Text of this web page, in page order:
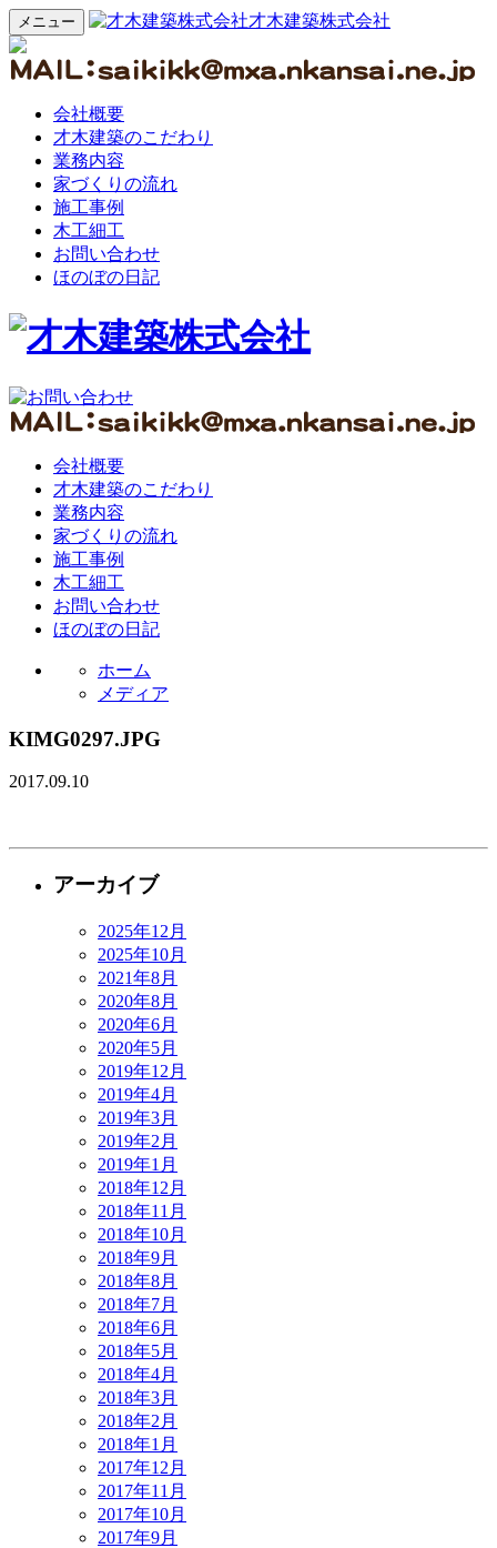
メニュー 才木建築株式会社
会社概要
才木建築のこだわり
業務内容
家づくりの流れ
施工事例
木工細工
お問い合わせ
ほのぼの日記
会社概要
才木建築のこだわり
業務内容
家づくりの流れ
施工事例
木工細工
お問い合わせ
ほのぼの日記
ホーム
メディア
KIMG0297.JPG
2017.09.10
アーカイブ
2025年12月
2025年10月
2021年8月
2020年8月
2020年6月
2020年5月
2019年12月
2019年4月
2019年3月
2019年2月
2019年1月
2018年12月
2018年11月
2018年10月
2018年9月
2018年8月
2018年7月
2018年6月
2018年5月
2018年4月
2018年3月
2018年2月
2018年1月
2017年12月
2017年11月
2017年10月
2017年9月